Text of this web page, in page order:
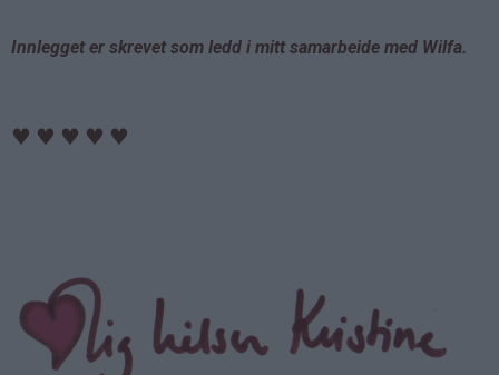
Innlegget er skrevet som ledd i mitt samarbeide med Wilfa.
♥ ♥ ♥ ♥ ♥